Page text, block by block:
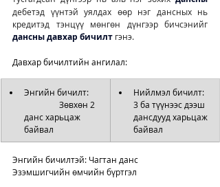
дебетэд үүнтэй уялдах өөр нэг дансных нь
дансны давхар бичилт гэнэ.
Давхар бичилтийн ангилал:
Энгийн бичилт:
                 Зөвхөн 2
данс харьцаж
байвал
Нийлмэл бичилт:
3 ба түүнээс дээш
дансдууд харьцаж
байвал
Энгийн бичилтэй: Чагтан данс
Эзэмшигчийн өмчийн бүртгэл